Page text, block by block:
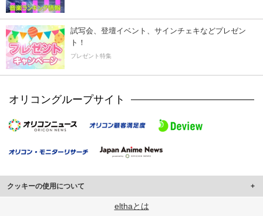
試写会、登壇イベント、サインチェキなどプレゼン
ト！
プレゼント特集
オリコングループサイト
クッキーの使用について
このサイトでは Cookie を使用して、ユーザーに合わせたコンテンツや広告の
elthaとは